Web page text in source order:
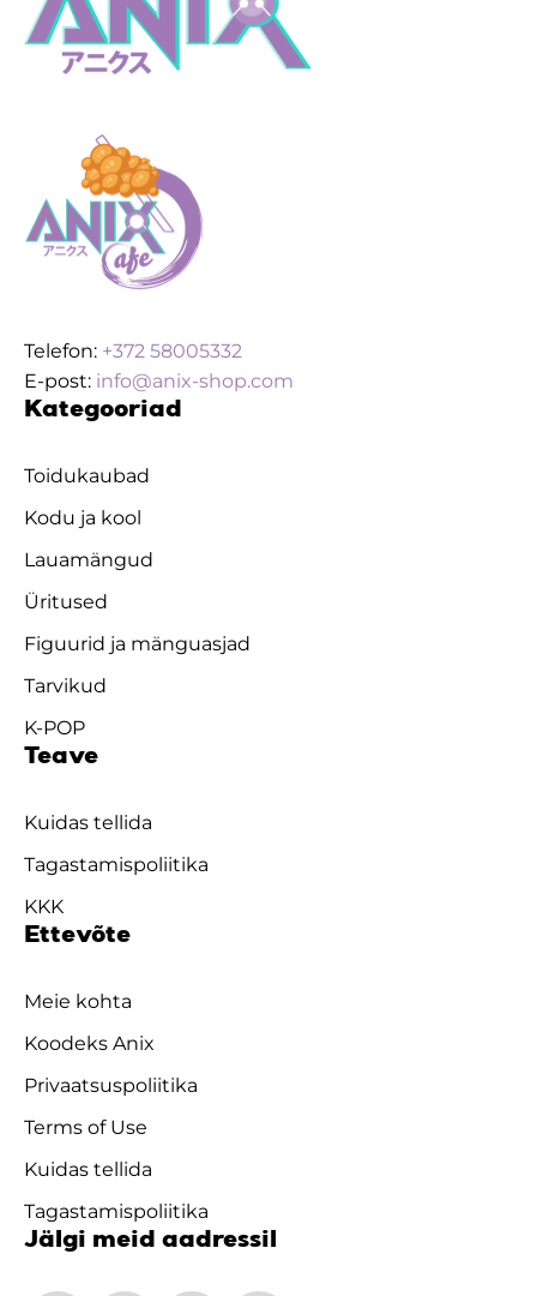
Telefon: +372 58005332
E-post: info@anix-shop.com
Kategooriad
Toidukaubad
Kodu ja kool
Lauamängud
Üritused
Figuurid ja mänguasjad
Tarvikud
K-POP
Teave
Kuidas tellida
Tagastamispoliitika
KKK
Ettevõte
Meie kohta
Koodeks Anix
Privaatsuspoliitika
Terms of Use
Kuidas tellida
Tagastamispoliitika
Jälgi meid aadressil